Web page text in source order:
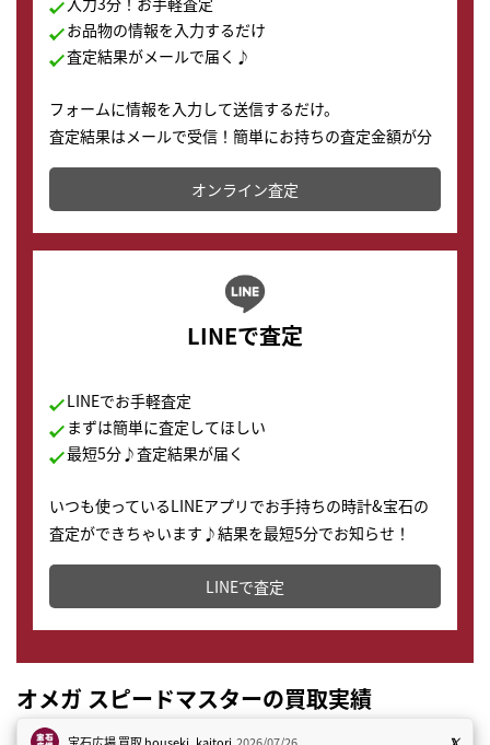
お品物の情報を入力するだけ
査定結果がメールで届く♪
フォームに情報を入力して送信するだけ。
査定結果はメールで受信！簡単にお持ちの査定金額が分
かります。
オンライン査定
LINEで査定
LINEでお手軽査定
まずは簡単に査定してほしい
最短5分♪査定結果が届く
いつも使っているLINEアプリでお手持ちの時計&宝石の
査定ができちゃいます♪結果を最短5分でお知らせ！
どこからでもすぐに査定金額を知ることが出来ます。
LINEで査定
オメガ スピードマスターの買取実績
宝石広場 買取houseki_kaitori 2026/07/26